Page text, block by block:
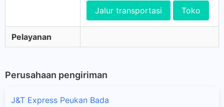
Jalur transportasi Toko
Pelayanan
Perusahaan pengiriman
J&T Express Peukan Bada